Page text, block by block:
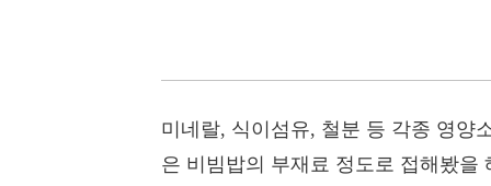
미네랄, 식이섬유, 철분 등 각종 영양
은 비빔밥의 부재료 정도로 접해봤을